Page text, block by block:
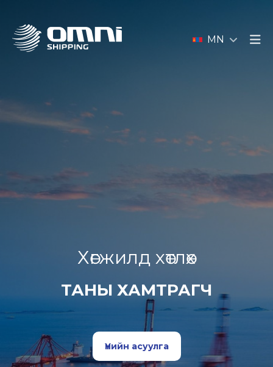
MN
Хөгжилд хөтлөх
ТАНЫ ХАМТРАГЧ
Үнийн асуулга